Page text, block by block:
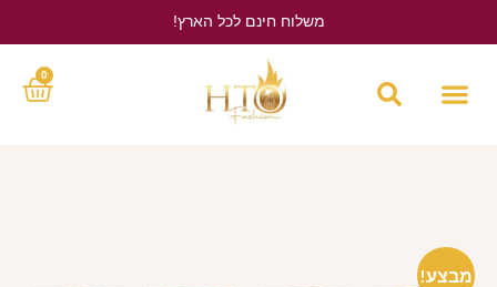
משלוח חינם לכל הארץ!
0
מבצע!